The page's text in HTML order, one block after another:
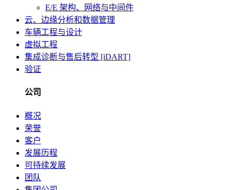
E/E 架构、网络与中间件
云、边缘分析和数据管理
车辆工程与设计
虚拟工程
集成诊断与售后转型 [iDART]
验证
公司
概况
荣誉
客户
发展历程
可持续发展
团队